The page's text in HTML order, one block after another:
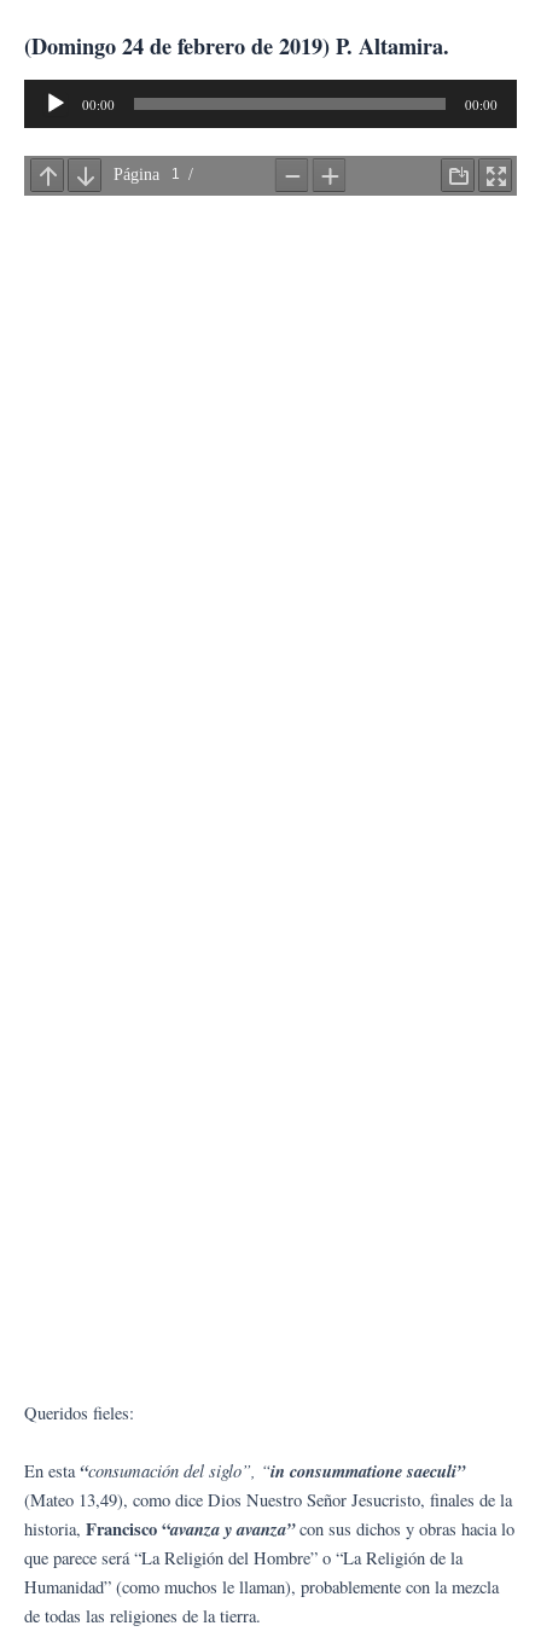
(Domingo 24 de febrero de 2019) P. Altamira.
Reproductor
audio
00:00 00:00
Queridos fieles:
En esta“consumación del siglo”, “in consummatione saeculi”
(Mateo 13,49), como dice Dios Nuestro Señor Jesucristo, finales de la
historia, Francisco “avanza y avanza”con sus dichos y obras hacia lo
que parece será “La Religión del Hombre” o “La Religión de la
Humanidad” (como muchos le llaman), probablemente con la mezcla
de todas las religiones de la tierra.